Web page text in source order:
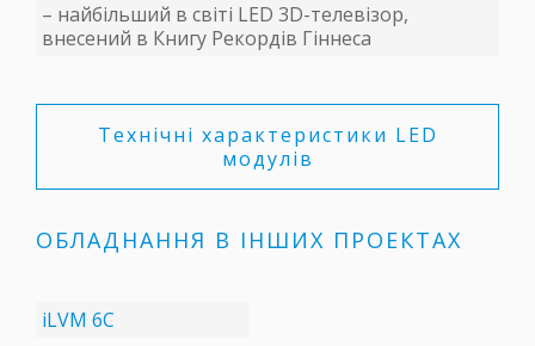
– найбільший в світі LED 3D-телевізор,
внесений в Книгу Рекордів Гіннеса
Технічні характеристики LED
модулів
ОБЛАДНАННЯ В ІНШИХ ПРОЕКТАХ
iLVM 6C